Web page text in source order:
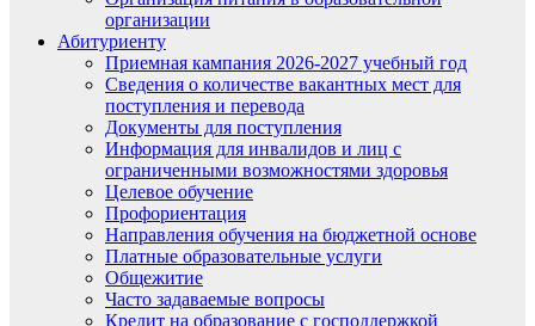
организации
Абитуриенту
Приемная кампания 2026-2027 учебный год
Сведения о количестве вакантных мест для
поступления и перевода
Документы для поступления
Информация для инвалидов и лиц с
ограниченными возможностями здоровья
Целевое обучение
Профориентация
Направления обучения на бюджетной основе
Платные образовательные услуги
Общежитие
Часто задаваемые вопросы
Кредит на образование с господдержкой